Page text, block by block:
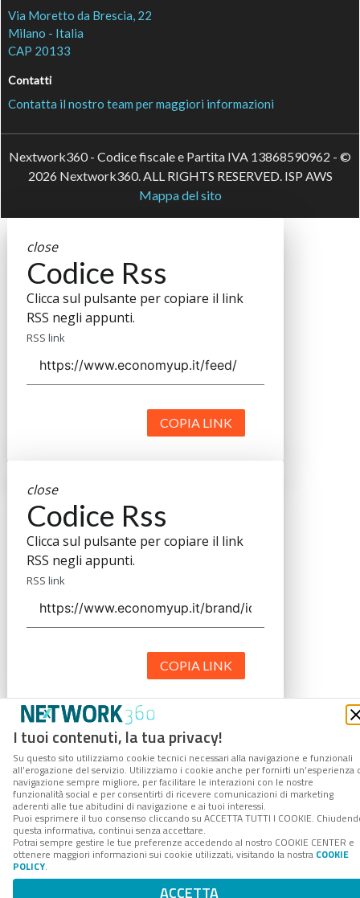
I tuoi contenuti, la tua privacy!
Su questo sito utilizziamo cookie tecnici necessari alla navigazione e funzionali
all’erogazione del servizio. Utilizziamo i cookie anche per fornirti un’esperienza
navigazione sempre migliore, per facilitare le interazioni con le nostre
funzionalità social e per consentirti di ricevere comunicazioni di marketing
aderenti alle tue abitudini di navigazione e ai tuoi interessi.
Puoi esprimere il tuo consenso cliccando su ACCETTA TUTTI I COOKIE.
questa informativa, continui senza accettare.
Potrai sempre gestire le tue preferenze accedendo al nostro COOKIE CENTER e
ottenere maggiori informazioni sui cookie utilizzati, visitando la nostra COOKIE
POLICY.
ACCETTA
Via Moretto da Brescia, 22
Milano - Italia
CAP 20133
Contatti
Contatta il nostro team per maggiori informazioni
Nextwork360 - Codice fiscale e Partita IVA 13868590962 - ©
2026 Nextwork360. ALL RIGHTS RESERVED. ISP AWS
Mappa del sito
close
Codice Rss
Clicca sul pulsante per copiare il link
RSS negli appunti.
RSS link
COPIA LINK
close
Codice Rss
Clicca sul pulsante per copiare il link
RSS negli appunti.
RSS link
COPIA LINK